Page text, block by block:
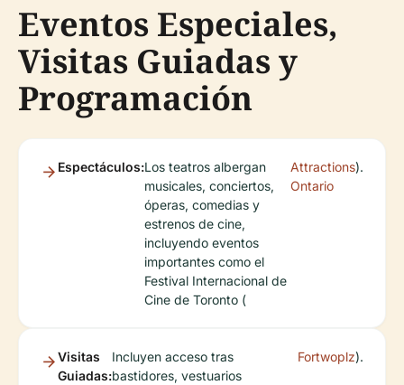
Eventos Especiales,
Visitas Guiadas y
Programación
Espectáculos:Los teatros albergan
musicales, conciertos,
óperas, comedias y
estrenos de cine,
incluyendo eventos
importantes como el
Festival Internacional de
Cine de Toronto (
Attractions
Ontario
).
Visitas
Guiadas:
Incluyen acceso tras
bastidores, vestuarios
Fortwoplz).